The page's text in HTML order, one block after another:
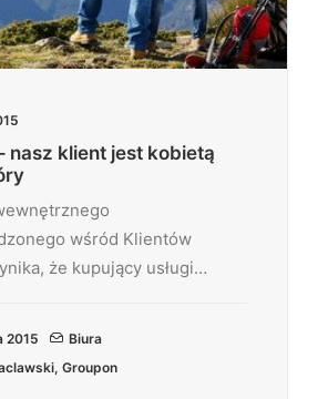
nasz klient jest kobietą
wśród Klientów
że kupujący usługi…
2015
Biura
, Groupon